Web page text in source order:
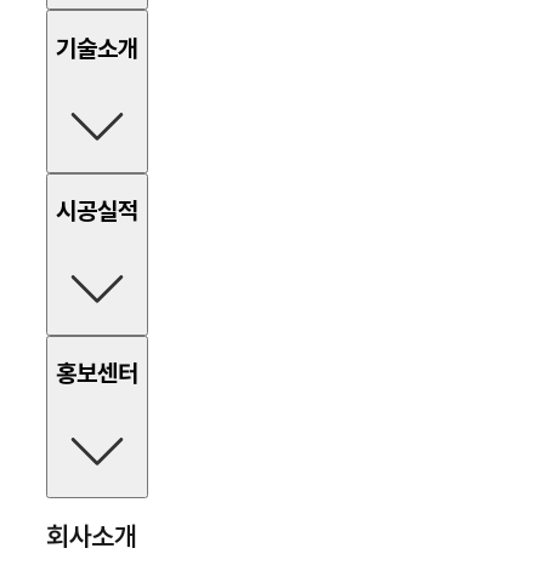
기술소개
함체추진현장타설
터널부 락볼트
고각앵커 흙막이
시공실적
함체추진현장타설
홍보센터
회사소개